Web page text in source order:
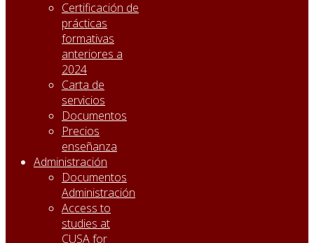
Certificación de
prácticas
formativas
anteriores a
2024
Carta de
servicios
Documentos
Precios
enseñanza
Administración
Documentos
Administración
Access to
studies at
CUSA for